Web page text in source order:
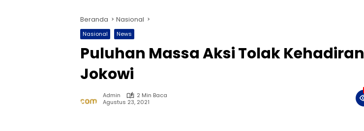
Beranda Nasional
Nasional News
Puluhan Massa Aksi Tolak Kehadiran
Jokowi
Admin
2 Min Baca
Agustus 23, 2021